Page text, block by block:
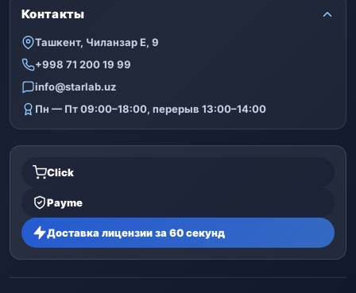
Контакты
Ташкент, Чиланзар Е, 9
+998 71 200 19 99
info@starlab.uz
Пн — Пт 09:00–18:00, перерыв 13:00–14:00
Click
Payme
Доставка лицензии за 60 секунд